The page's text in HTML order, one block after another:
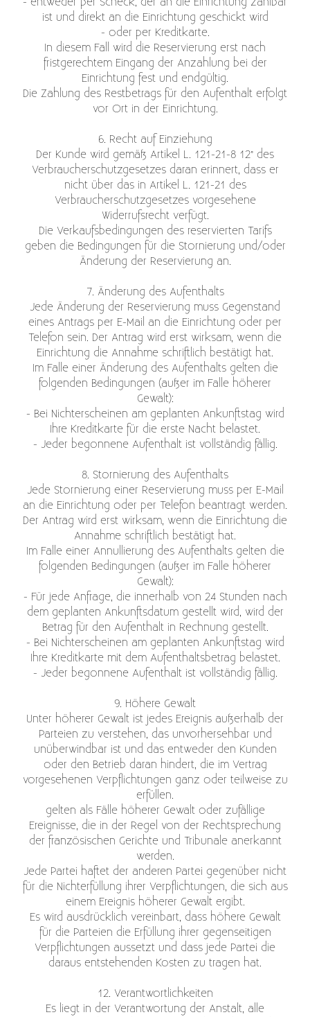
ist und direkt an die Einrichtung geschickt wird
- oder per Kreditkarte.
In diesem Fall wird die Reservierung erst nach
fristgerechtem Eingang der Anzahlung bei der
Einrichtung fest und endgültig.
Die Zahlung des Restbetrags für den Aufenthalt erfolgt
vor Ort in der Einrichtung.
6. Recht auf Einziehung
Der Kunde wird gemäß Artikel L. 121-21-8 12° des
Verbraucherschutzgesetzes daran erinnert, dass er
nicht über das in Artikel L. 121-21 des
Verbraucherschutzgesetzes vorgesehene
Widerrufsrecht verfügt.
Die Verkaufsbedingungen des reservierten Tarifs
geben die Bedingungen für die Stornierung und/oder
Änderung der Reservierung an.
7. Änderung des Aufenthalts
Jede Änderung der Reservierung muss Gegenstand
eines Antrags per E-Mail an die Einrichtung oder per
Telefon sein. Der Antrag wird erst wirksam, wenn die
Einrichtung die Annahme schriftlich bestätigt hat.
Im Falle einer Änderung des Aufenthalts gelten die
folgenden Bedingungen (außer im Falle höherer
Gewalt):
- Bei Nichterscheinen am geplanten Ankunftstag wird
Ihre Kreditkarte für die erste Nacht belastet.
- Jeder begonnene Aufenthalt ist vollständig fällig.
8. Stornierung des Aufenthalts
Jede Stornierung einer Reservierung muss per E-Mail
an die Einrichtung oder per Telefon beantragt werden.
Der Antrag wird erst wirksam, wenn die Einrichtung die
Annahme schriftlich bestätigt hat.
Im Falle einer Annullierung des Aufenthalts gelten die
folgenden Bedingungen (außer im Falle höherer
Gewalt):
- Für jede Anfrage, die innerhalb von 24 Stunden nach
dem geplanten Ankunftsdatum gestellt wird, wird der
Betrag für den Aufenthalt in Rechnung gestellt.
- Bei Nichterscheinen am geplanten Ankunftstag wird
Ihre Kreditkarte mit dem Aufenthaltsbetrag belastet.
- Jeder begonnene Aufenthalt ist vollständig fällig.
9. Höhere Gewalt
Unter höherer Gewalt ist jedes Ereignis außerhalb der
Parteien zu verstehen, das unvorhersehbar und
unüberwindbar ist und das entweder den Kunden
oder den Betrieb daran hindert, die im Vertrag
vorgesehenen Verpflichtungen ganz oder teilweise zu
erfüllen.
gelten als Fälle höherer Gewalt oder zufällige
Ereignisse, die in der Regel von der Rechtsprechung
der französischen Gerichte und Tribunale anerkannt
werden.
Jede Partei haftet der anderen Partei gegenüber nicht
für die Nichterfüllung ihrer Verpflichtungen, die sich aus
einem Ereignis höherer Gewalt ergibt.
Es wird ausdrücklich vereinbart, dass höhere Gewalt
für die Parteien die Erfüllung ihrer gegenseitigen
Verpflichtungen aussetzt und dass jede Partei die
daraus entstehenden Kosten zu tragen hat.
12. Verantwortlichkeiten
Es liegt in der Verantwortung der Anstalt, alle